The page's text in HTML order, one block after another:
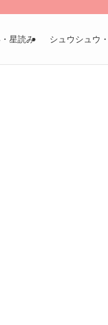
星読み シュウシュウ